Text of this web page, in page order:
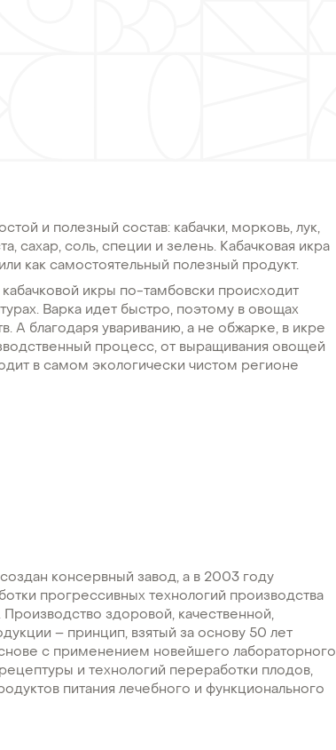
и полезный состав: кабачки, морковь, лук,
сахар, соль, специи и зелень. Кабачковая икра
как самостоятельный полезный продукт.
икры по-тамбовски происходит
Варка идет быстро, поэтому в овощах
А благодаря увариванию, а не обжарке, в икре
процесс, от выращивания овощей
в самом экологически чистом регионе
консервный завод, а в 2003 году
прогрессивных технологий производства
здоровой, качественной,
– принцип, взятый за основу 50 лет
с применением новейшего лабораторного
и технологий переработки плодов,
питания лечебного и функционального